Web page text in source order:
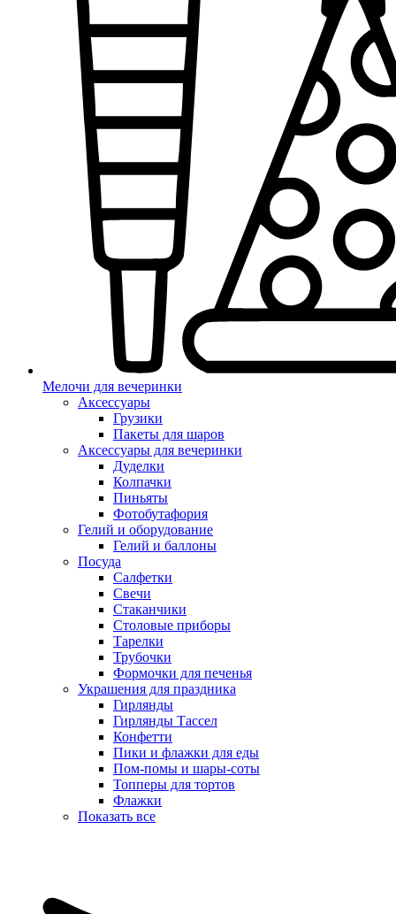
Мелочи для вечеринки
Аксессуары
Грузики
Пакеты для шаров
Аксессуары для вечеринки
Дуделки
Колпачки
Пиньяты
Фотобутафория
Гелий и оборудование
Гелий и баллоны
Посуда
Салфетки
Свечи
Стаканчики
Столовые приборы
Тарелки
Трубочки
Формочки для печенья
Украшения для праздника
Гирлянды
Гирлянды Тассел
Конфетти
Пики и флажки для еды
Пом-помы и шары-соты
Топперы для тортов
Флажки
Показать все